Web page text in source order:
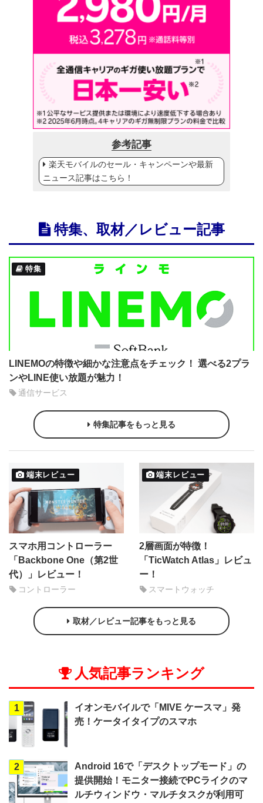
参考記事
楽天モバイルのセール・キャンペーンや最新
ニュース記事はこちら！
特集、取材／レビュー記事
特集
LINEMOの特徴や細かな注意点をチェック！ 選べる2プラ
ンやLINE使い放題が魅力！
通信サービス
特集記事をもっと見る
端末レビュー
スマホ用コントローラー
「Backbone One（第2世
代）」レビュー！
コントローラー
端末レビュー
2層画面が特徴！
「TicWatch Atlas」レビュ
ー！
スマートウォッチ
取材／レビュー記事をもっと見る
人気記事ランキング
1
イオンモバイルで「MIVE ケースマ」発
売！ケータイタイプのスマホ
2
Android 16で「デスクトップモード」の
提供開始！モニター接続でPCライクのマ
ルチウィンドウ・マルチタスクが利用可